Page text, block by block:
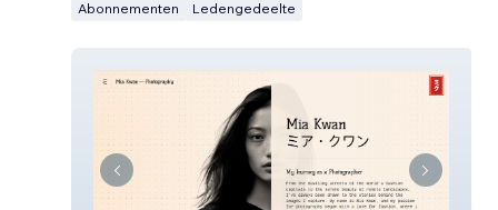
Abonnementen Ledengedeelte